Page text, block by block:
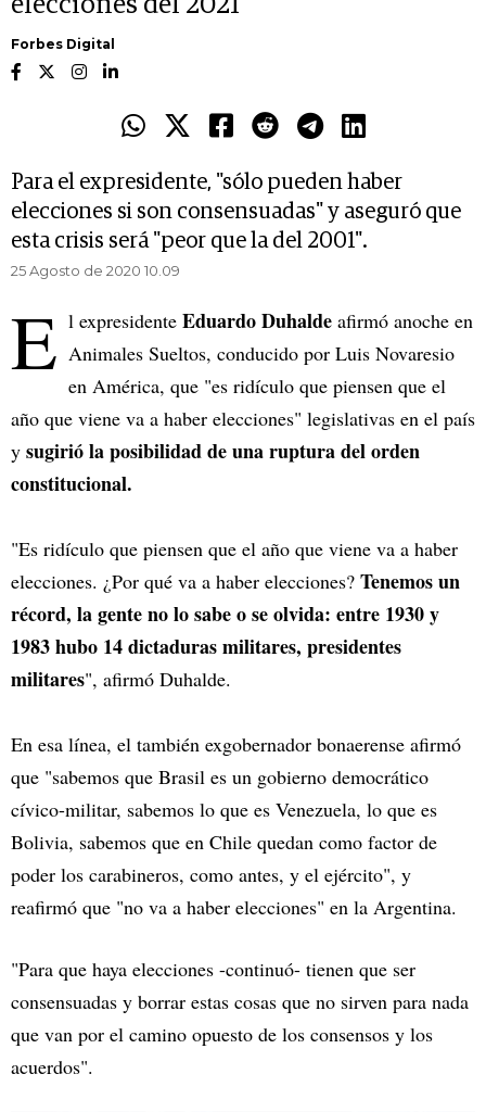
elecciones del 2021
Forbes Digital
Para el expresidente, "sólo pueden haber
elecciones si son consensuadas" y aseguró que
esta crisis será "peor que la del 2001".
25 Agosto de 2020 10.09
E l expresidente Eduardo Duhalde afirmó anoche en
Animales Sueltos, conducido por Luis Novaresio
en América, que "es ridículo que piensen que el
año que viene va a haber elecciones" legislativas en el país
y sugirió la posibilidad de una ruptura del orden
constitucional.
"Es ridículo que piensen que el año que viene va a haber
elecciones. ¿Por qué va a haber elecciones? Tenemos un
récord, la gente no lo sabe o se olvida: entre 1930 y
1983 hubo 14 dictaduras militares, presidentes
militares", afirmó Duhalde.
En esa línea, el también exgobernador bonaerense afirmó
que "sabemos que Brasil es un gobierno democrático
cívico-militar, sabemos lo que es Venezuela, lo que es
Bolivia, sabemos que en Chile quedan como factor de
poder los carabineros, como antes, y el ejército", y
reafirmó que "no va a haber elecciones" en la Argentina.
"Para que haya elecciones -continuó- tienen que ser
consensuadas y borrar estas cosas que no sirven para nada
que van por el camino opuesto de los consensos y los
acuerdos".